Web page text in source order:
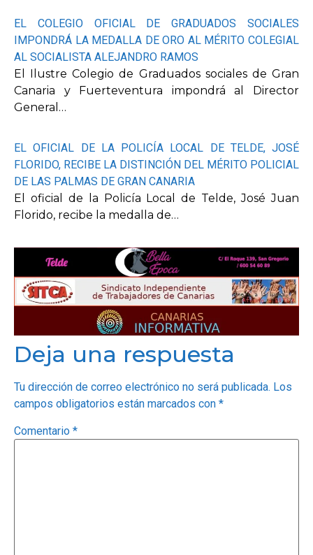
EL COLEGIO OFICIAL DE GRADUADOS SOCIALES
IMPONDRÁ LA MEDALLA DE ORO AL MÉRITO COLEGIAL
AL SOCIALISTA ALEJANDRO RAMOS
El Ilustre Colegio de Graduados sociales de Gran
Canaria y Fuerteventura impondrá al Director
General…
EL OFICIAL DE LA POLICÍA LOCAL DE TELDE, JOSÉ
FLORIDO, RECIBE LA DISTINCIÓN DEL MÉRITO POLICIAL
DE LAS PALMAS DE GRAN CANARIA
El oficial de la Policía Local de Telde, José Juan
Florido, recibe la medalla de…
Deja una respuesta
Tu dirección de correo electrónico no será publicada. Los
campos obligatorios están marcados con *
Comentario *